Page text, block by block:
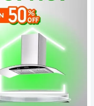
1 lần. Nên bảo dưỡng
máy hoạt động tốt hơn.
tại Home Best?
tôi cam kết cung cấp sản
xuất xứ và chứng từ
Hướng dẫn sử dụng,
hậu mãi chuyên